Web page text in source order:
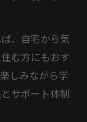
ラム解説
びの可能性
のメリット
テクニック
ンレッス
、自宅から気
む方にもおす
しみながら学
サポート体制